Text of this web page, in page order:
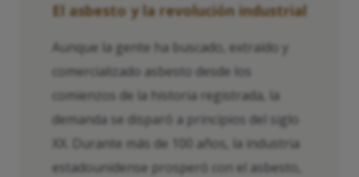
El asbesto y la revolución industrial
Aunque la gente ha buscado, extraído y
comercializado asbesto desde los
comienzos de la historia registrada, la
demanda se disparó a principios del siglo
XX. Durante más de 100 años, la industria
estadounidense prosperó con el asbesto,